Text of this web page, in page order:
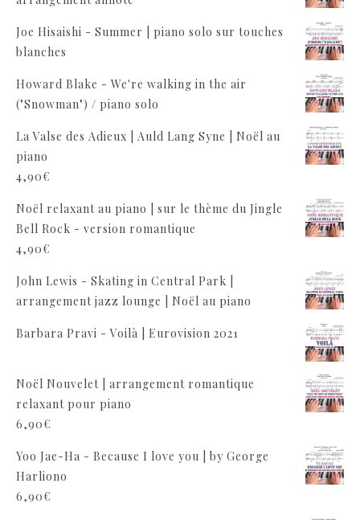
Joe Hisaishi - Summer | piano solo sur touches
blanches
Howard Blake - We're walking in the air
("Snowman") / piano solo
La Valse des Adieux | Auld Lang Syne | Noël au
piano
4,90€
Noël relaxant au piano | sur le thème du Jingle
Bell Rock - version romantique
4,90€
John Lewis - Skating in Central Park |
arrangement jazz lounge | Noël au piano
Barbara Pravi - Voilà | Eurovision 2021
Noël Nouvelet | arrangement romantique
relaxant pour piano
6,90€
Yoo Jae-Ha - Because I love you | by George
Harliono
6,90€